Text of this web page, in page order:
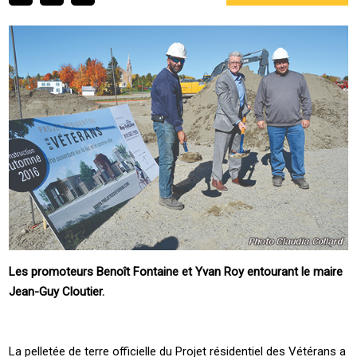
Les promoteurs Benoît Fontaine et Yvan Roy entourant le maire
Jean-Guy Cloutier.
La pelletée de terre officielle du Projet résidentiel des Vétérans a